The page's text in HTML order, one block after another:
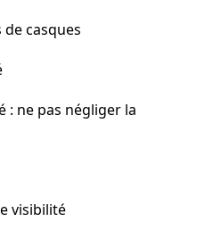
casques
: ne pas négliger la
visibilité